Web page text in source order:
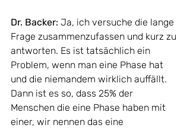
Dr. Backer: Ja, ich versuche die lange
Frage zusammenzufassen und kurz zu
antworten. Es ist tatsächlich ein
Problem, wenn man eine Phase hat
und die niemandem wirklich auffällt.
Dann ist es so, dass 25% der
Menschen die eine Phase haben mit
einer, wir nennen das eine